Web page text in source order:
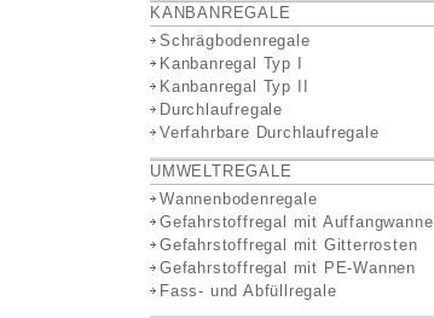
KANBANREGALE
Schrägbodenregale
Kanbanregal Typ I
Kanbanregal Typ II
Durchlaufregale
Verfahrbare Durchlaufregale
UMWELTREGALE
Wannenbodenregale
Gefahrstoffregal mit Auffangwanne
Gefahrstoffregal mit Gitterrosten
Gefahrstoffregal mit PE-Wannen
Fass- und Abfüllregale